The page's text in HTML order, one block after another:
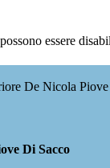
essere
De Nicola
Di Sacco